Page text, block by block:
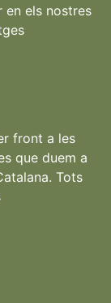
els nostres
front a les
que duem a
Tots